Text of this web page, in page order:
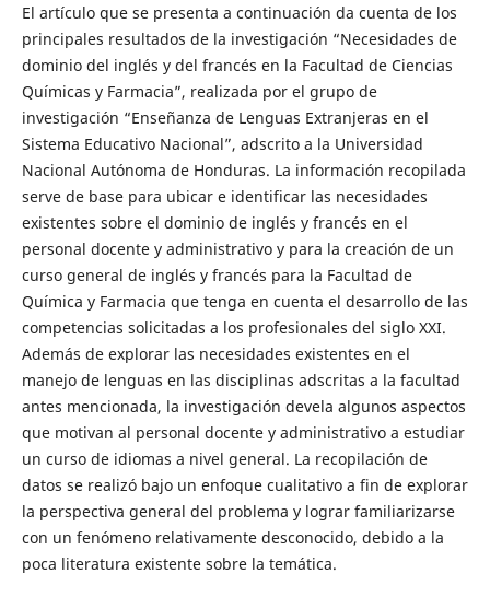
El artículo que se presenta a continuación da cuenta de los
principales resultados de la investigación “Necesidades de
dominio del inglés y del francés en la Facultad de Ciencias
Químicas y Farmacia”, realizada por el grupo de
investigación “Enseñanza de Lenguas Extranjeras en el
Sistema Educativo Nacional”, adscrito a la Universidad
Nacional Autónoma de Honduras. La información recopilada
serve de base para ubicar e identificar las necesidades
existentes sobre el dominio de inglés y francés en el
personal docente y administrativo y para la creación de un
curso general de inglés y francés para la Facultad de
Química y Farmacia que tenga en cuenta el desarrollo de las
competencias solicitadas a los profesionales del siglo XXI.
Además de explorar las necesidades existentes en el
manejo de lenguas en las disciplinas adscritas a la facultad
antes mencionada, la investigación devela algunos aspectos
que motivan al personal docente y administrativo a estudiar
un curso de idiomas a nivel general. La recopilación de
datos se realizó bajo un enfoque cualitativo a fin de explorar
la perspectiva general del problema y lograr familiarizarse
con un fenómeno relativamente desconocido, debido a la
poca literatura existente sobre la temática.